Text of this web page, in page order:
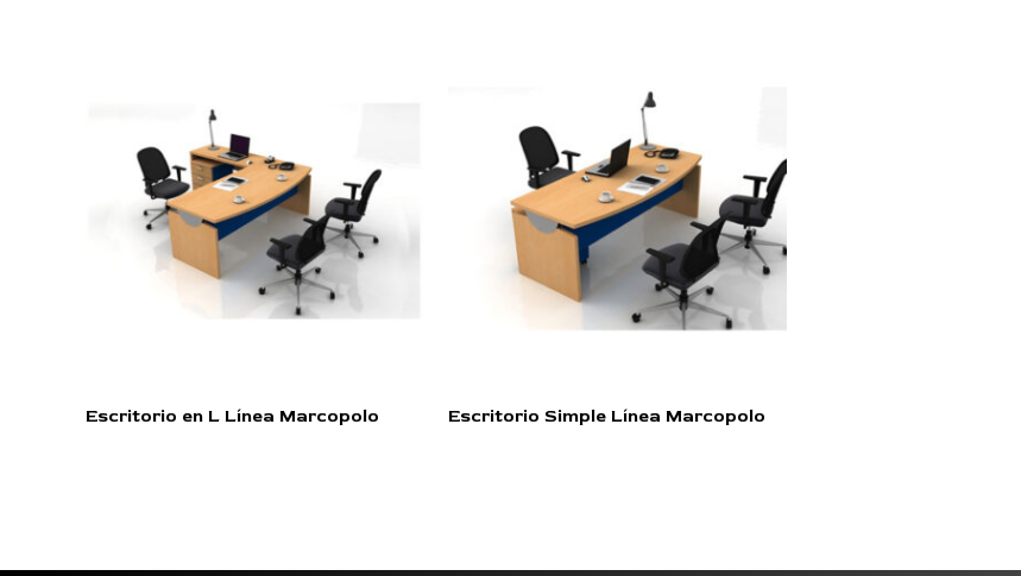
Escritorio en L Línea Marcopolo Escritorio Simple Línea Marcopolo